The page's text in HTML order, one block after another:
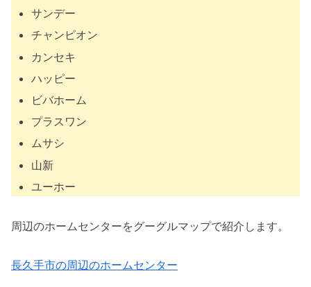
サンデー
チャンピオン
カンセキ
ハッピー
ビバホーム
プラスワン
ムサシ
山新
ユーホー
周辺のホームセンターをグーグルマップで紹介します。
長久手市の周辺のホームセンター